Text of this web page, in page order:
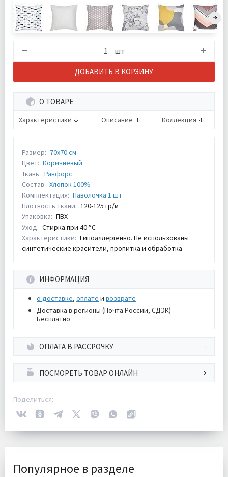
шт
ДОБАВИТЬ В КОРЗИНУ
О ТОВАРЕ
Характеристики Описание Коллекция
Размер: 70х70 см
Цвет: Коричневый
Ткань: Ранфорс
Состав: Хлопок 100%
Комплектация: Наволочка 1 шт
Плотность ткани: 120-125 гр/м
Упаковка: ПВХ
Уход: Стирка при 40 °С
Характеристики: Гипоаллергенно. Не использованы
синтетические красители, пропитка и обработка
ИНФОРМАЦИЯ
о доставке, оплате и возврате
Доставка в регионы (Почта России, СДЭК) -
Бесплатно
ОПЛАТА В РАССРОЧКУ
ПОСМОРЕТЬ ТОВАР ОНЛАЙН
Поделиться:
Популярное в разделе